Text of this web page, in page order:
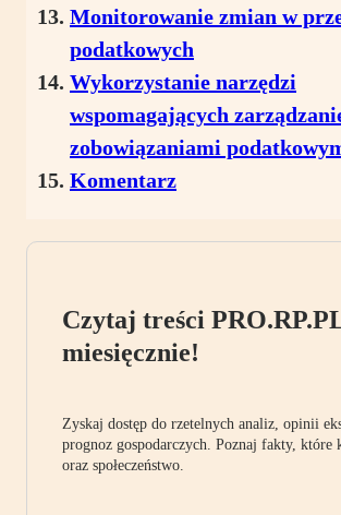
Monitorowanie zmian w
podatkowych
Wykorzystanie narzędzi
wspomagających
zobowiązaniami
Komentarz
Czytaj treści
miesięcznie!
Zyskaj dostęp do rzetelnych analiz, opinii
prognoz gospodarczych. Poznaj fakty, które
oraz społeczeństwo.